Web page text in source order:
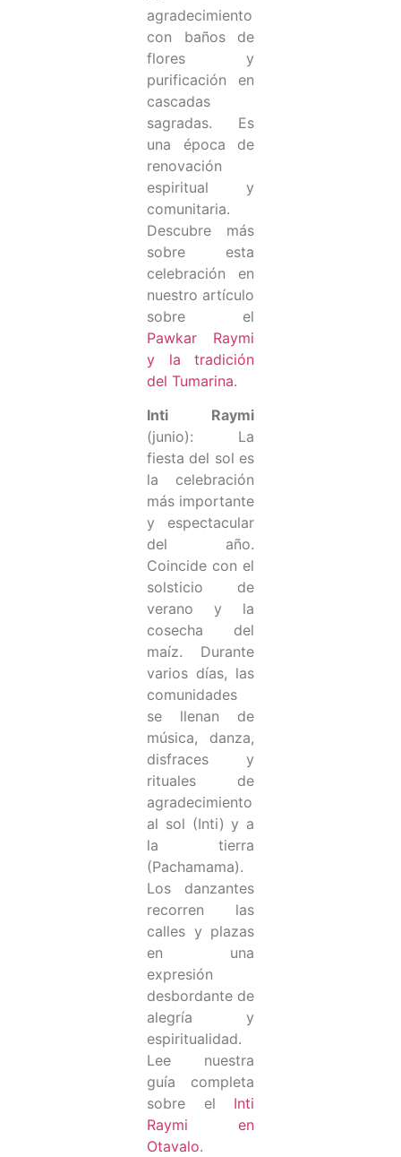
agradecimiento
con baños de
flores y
purificación en
cascadas
sagradas. Es
una época de
renovación
espiritual y
comunitaria.
Descubre más
sobre esta
celebración en
nuestro artículo
sobre el
Pawkar Raymi
y la tradición
del Tumarina.
Inti Raymi
(junio): La
fiesta del sol es
la celebración
más importante
y espectacular
del año.
Coincide con el
solsticio de
verano y la
cosecha del
maíz. Durante
varios días, las
comunidades
se llenan de
música, danza,
disfraces y
rituales de
agradecimiento
al sol (Inti) y a
la tierra
(Pachamama).
Los danzantes
recorren las
calles y plazas
en una
expresión
desbordante de
alegría y
espiritualidad.
Lee nuestra
guía completa
sobre el Inti
Raymi en
Otavalo.